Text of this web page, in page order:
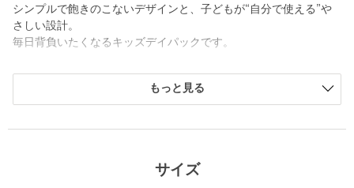
シンプルで飽きのこないデザインと、子どもが“自分で使える”や
さしい設計。
毎日背負いたくなるキッズデイパックです。
■メーカー品番：3259271826
もっと見る
サイズ